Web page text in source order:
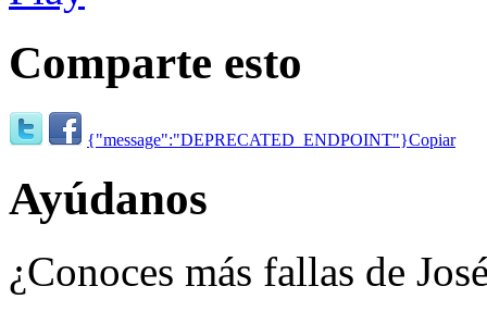
Comparte esto
{"message":"DEPRECATED_ENDPOINT"}Copiar
Ayúdanos
¿Conoces más fallas de